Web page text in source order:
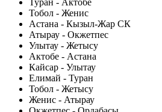
Туран - Актобе
Тобол - Женис
Астана - Кызыл-Жар СК
Атырау - Окжетпес
Улытау - Жетысу
Актобе - Астана
Кайсар - Улытау
Елимай - Туран
Тобол - Жетысу
Женис - Атырау